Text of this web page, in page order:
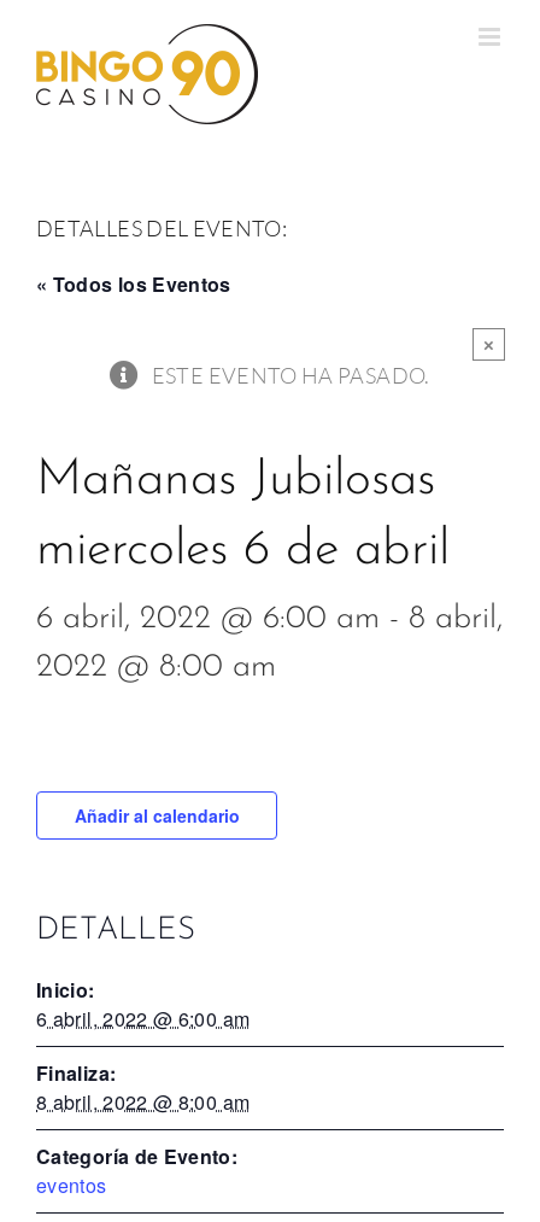
contenido
DETALLES DEL EVENTO:
« Todos los Eventos
×
ESTE EVENTO HA PASADO.
Mañanas Jubilosas
miercoles 6 de abril
6 abril, 2022 @ 6:00 am - 8 abril,
2022 @ 8:00 am
Añadir al calendario
DETALLES
Inicio:
6 abril, 2022 @ 6:00 am
Finaliza:
8 abril, 2022 @ 8:00 am
Categoría de Evento:
eventos